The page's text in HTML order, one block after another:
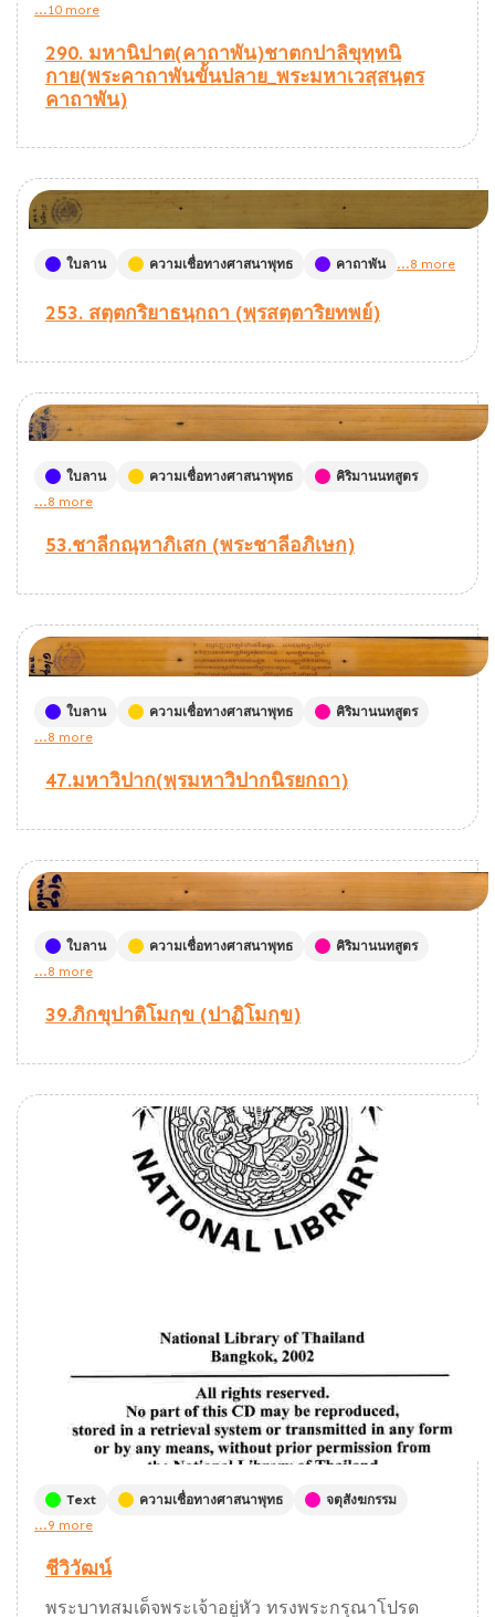
...10 more
290. มหานิปาต(คาถาพัน)ชาตกปาลิขุทฺทนิ
กาย(พระคาถาพันขั้นปลาย_พระมหาเวสฺสนฺตร
คาถาพัน)
ใบลาน ความเชื่อทางศาสนาพุทธ คาถาพัน ...8 more
253. สตฺตกริยาธนฺกถา (พฺรสตฺตาริยทพย์)
ใบลาน ความเชื่อทางศาสนาพุทธ
คิริมานนทสูตร
...8 more
53.ชาลีกณฺหาภิเสก (พระชาลีอภิเษก)
ใบลาน ความเชื่อทางศาสนาพุทธ
คิริมานนทสูตร
...8 more
47.มหาวิปาก(พฺรมหาวิปากนิรยกถา)
ใบลาน ความเชื่อทางศาสนาพุทธ
คิริมานนทสูตร
...8 more
39.ภิกขุปาติโมกฺข (ปาฏิโมกฺข)
Text ความเชื่อทางศาสนาพุทธ
จตุสังฆกรรม
...9 more
ชีวิวัฒน์
พระบาทสมเด็จพระเจ้าอยู่หัว ทรงพระกรุณาโปรด